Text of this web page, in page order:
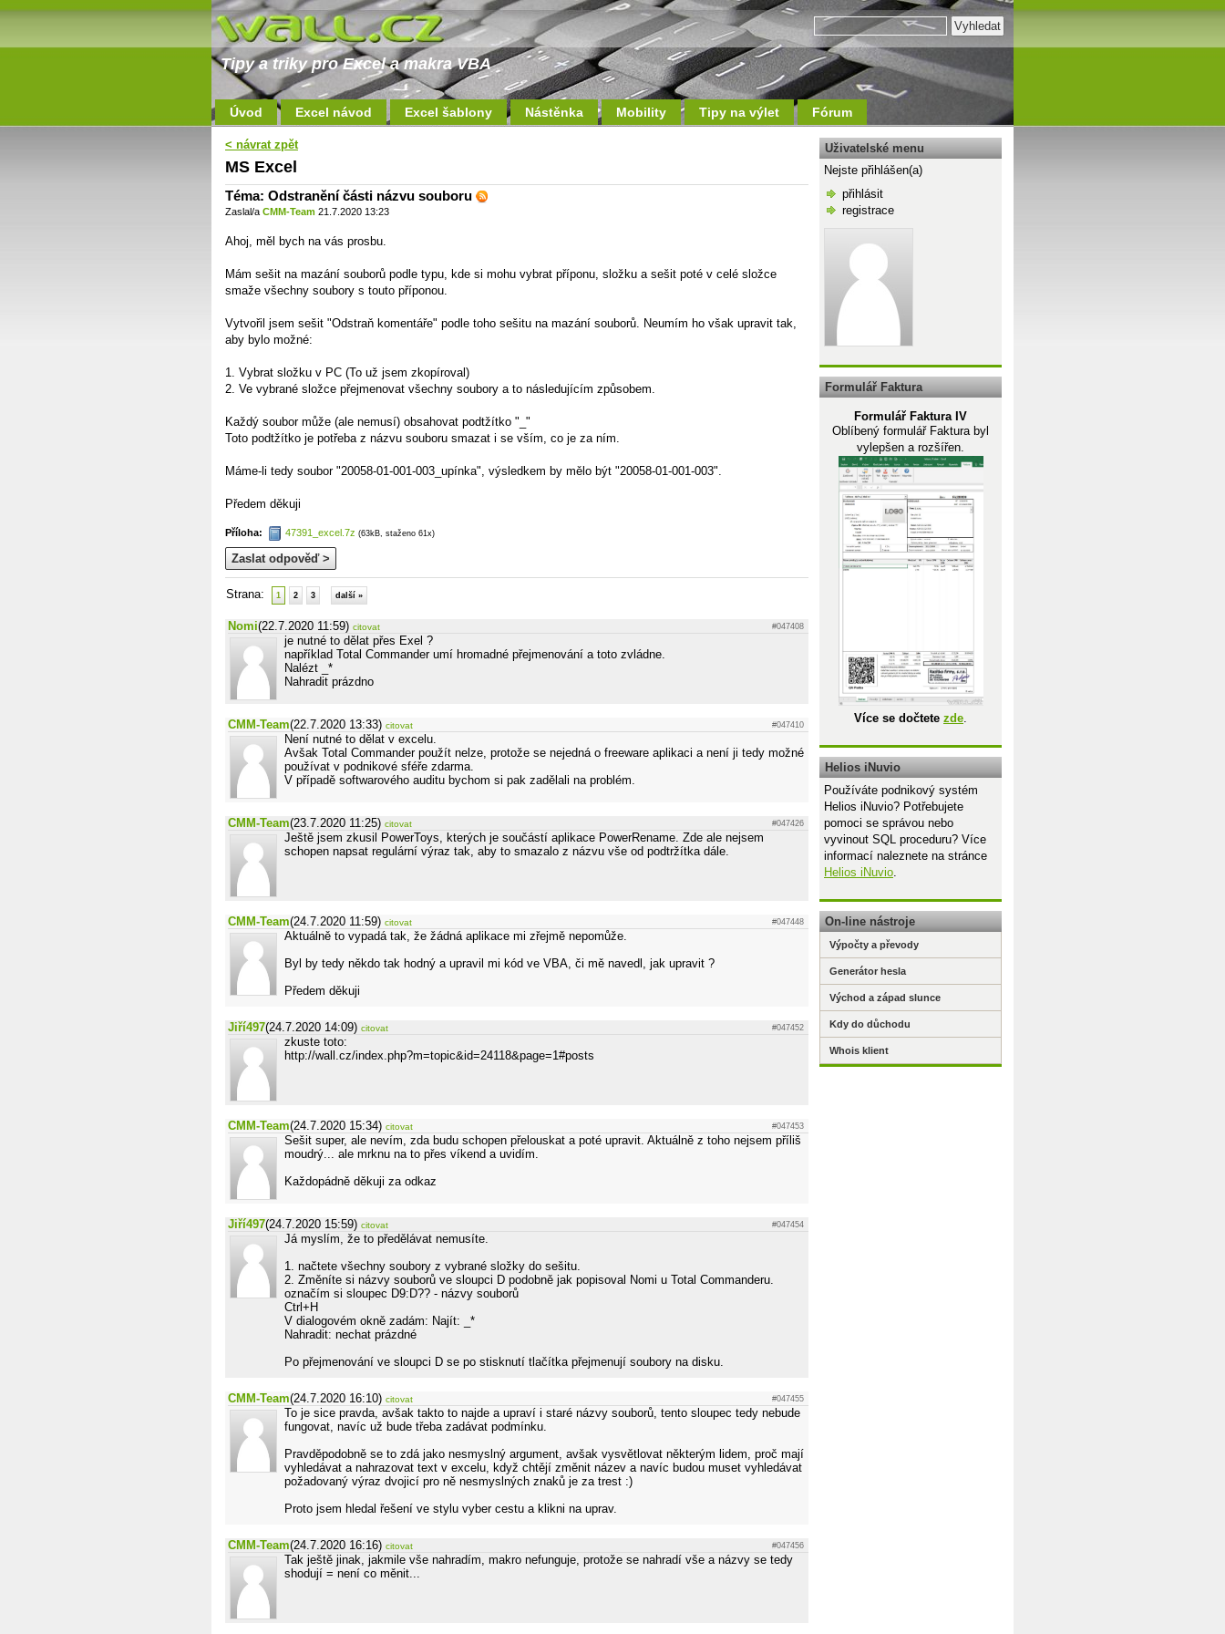
Tipy a triky pro Excel a makra VBA
Úvod Excel návod Excel šablony Nástěnka Mobility Tipy na výlet Fórum
< návrat zpět
MS Excel
Téma: Odstranění části názvu souboru
Zaslal/a CMM-Team 21.7.2020 13:23
Ahoj, měl bych na vás prosbu.
Mám sešit na mazání souborů podle typu, kde si mohu vybrat příponu, složku a sešit poté v celé složce
smaže všechny soubory s touto příponou.
Vytvořil jsem sešit "Odstraň komentáře" podle toho sešitu na mazání souborů. Neumím ho však upravit tak,
aby bylo možné:
1. Vybrat složku v PC (To už jsem zkopíroval)
2. Ve vybrané složce přejmenovat všechny soubory a to následujícím způsobem.
Každý soubor může (ale nemusí) obsahovat podtžítko "_"
Toto podtžítko je potřeba z názvu souboru smazat i se vším, co je za ním.
Máme-li tedy soubor "20058-01-001-003_upínka", výsledkem by mělo být "20058-01-001-003".
Předem děkuji
Příloha: 47391_excel.7z (63kB, staženo 61x)
Zaslat odpověď >
Strana: 1 2 3 další »
Nomi(22.7.2020 11:59) citovat #047408
je nutné to dělat přes Exel ?
například Total Commander umí hromadné přejmenování a toto zvládne.
Nalézt _*
Nahradit prázdno
CMM-Team(22.7.2020 13:33) citovat #047410
Není nutné to dělat v excelu.
Avšak Total Commander použít nelze, protože se nejedná o freeware aplikaci a není ji tedy možné
používat v podnikové sféře zdarma.
V případě softwarového auditu bychom si pak zadělali na problém.
CMM-Team(23.7.2020 11:25) citovat #047426
Ještě jsem zkusil PowerToys, kterých je součástí aplikace PowerRename. Zde ale nejsem
schopen napsat regulární výraz tak, aby to smazalo z názvu vše od podtržítka dále.
CMM-Team(24.7.2020 11:59) citovat #047448
Aktuálně to vypadá tak, že žádná aplikace mi zřejmě nepomůže.
Byl by tedy někdo tak hodný a upravil mi kód ve VBA, či mě navedl, jak upravit ?
Předem děkuji
Jiří497(24.7.2020 14:09) citovat #047452
zkuste toto:
http://wall.cz/index.php?m=topic&id=24118&page=1#posts
CMM-Team(24.7.2020 15:34) citovat #047453
Sešit super, ale nevím, zda budu schopen přelouskat a poté upravit. Aktuálně z toho nejsem příliš
moudrý... ale mrknu na to přes víkend a uvidím.
Každopádně děkuji za odkaz
Jiří497(24.7.2020 15:59) citovat #047454
Já myslím, že to předělávat nemusíte.
1. načtete všechny soubory z vybrané složky do sešitu.
2. Změníte si názvy souborů ve sloupci D podobně jak popisoval Nomi u Total Commanderu.
označím si sloupec D9:D?? - názvy souborů
Ctrl+H
V dialogovém okně zadám: Najít: _*
Nahradit: nechat prázdné
Po přejmenování ve sloupci D se po stisknutí tlačítka přejmenují soubory na disku.
CMM-Team(24.7.2020 16:10) citovat #047455
To je sice pravda, avšak takto to najde a upraví i staré názvy souborů, tento sloupec tedy nebude
fungovat, navíc už bude třeba zadávat podmínku.
Pravděpodobně se to zdá jako nesmyslný argument, avšak vysvětlovat některým lidem, proč mají
vyhledávat a nahrazovat text v excelu, když chtějí změnit název a navíc budou muset vyhledávat
požadovaný výraz dvojicí pro ně nesmyslných znaků je za trest :)
Proto jsem hledal řešení ve stylu vyber cestu a klikni na uprav.
CMM-Team(24.7.2020 16:16) citovat #047456
Tak ještě jinak, jakmile vše nahradím, makro nefunguje, protože se nahradí vše a názvy se tedy
shodují = není co měnit...
Uživatelské menu
Nejste přihlášen(a)
přihlásit
registrace
Formulář Faktura
Formulář Faktura IV
Oblíbený formulář Faktura byl
vylepšen a rozšířen.
Více se dočtete zde.
Helios iNuvio
Používáte podnikový systém
Helios iNuvio? Potřebujete
pomoci se správou nebo
vyvinout SQL proceduru? Více
informací naleznete na stránce
Helios iNuvio.
On-line nástroje
Výpočty a převody
Generátor hesla
Východ a západ slunce
Kdy do důchodu
Whois klient